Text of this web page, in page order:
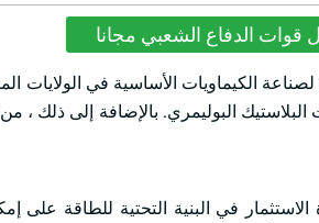
قوات الدفاع الشعبي مجانا
المثال ، في عام 2024 ، يقدر مجلس الكيمياء الأمريكي زيادة بنسبة 2.5٪ لصناعة
البوليمري. بالإضافة إلى ذلك ،
في البنية التحتية للطاقة على